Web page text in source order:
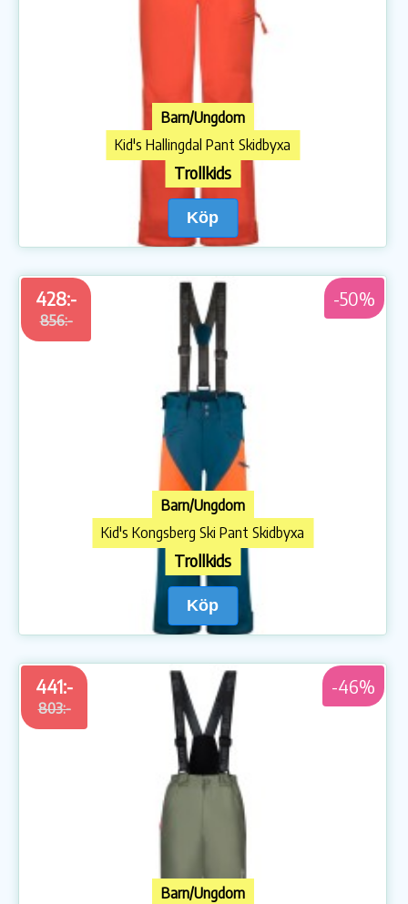
Barn/Ungdom
Kid's Hallingdal Pant Skidbyxa
Trollkids
Köp
428:-
856:-
-50%
Barn/Ungdom
Kid's Kongsberg Ski Pant Skidbyxa
Trollkids
Köp
441:-
803:-
-46%
Barn/Ungdom